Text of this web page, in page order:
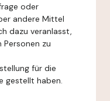
oder
andere Mittel
dazu veranlasst,
zu
für die
gestellt haben.